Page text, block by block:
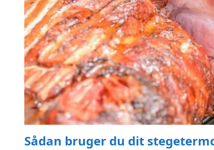
Sådan bruger du dit